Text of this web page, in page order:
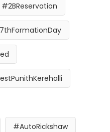
#2BReservation
#AutoRickshaw